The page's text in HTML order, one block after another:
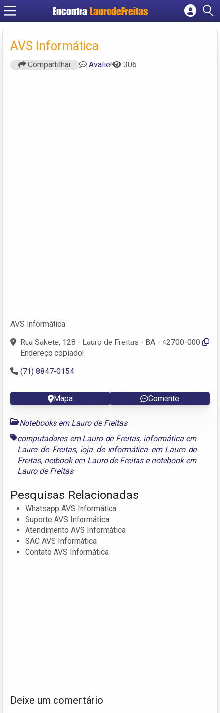
Encontra LaurodeFreitas
AVS Informática
Compartilhar Avalie! 306
AVS Informática
Rua Sakete, 128 - Lauro de Freitas - BA - 42700-000
Endereço copiado!
(71) 8847-0154
Mapa Comente
Notebooks em Lauro de Freitas
computadores em Lauro de Freitas, informática em
Lauro de Freitas, loja de informática em Lauro de
Freitas, netbook em Lauro de Freitasenotebook em
Lauro de Freitas
Pesquisas Relacionadas
Whatsapp AVS Informática
Suporte AVS Informática
Atendimento AVS Informática
SAC AVS Informática
Contato AVS Informática
Deixe um comentário